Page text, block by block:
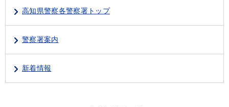
高知県警察各警察署トップ
警察署案内
新着情報